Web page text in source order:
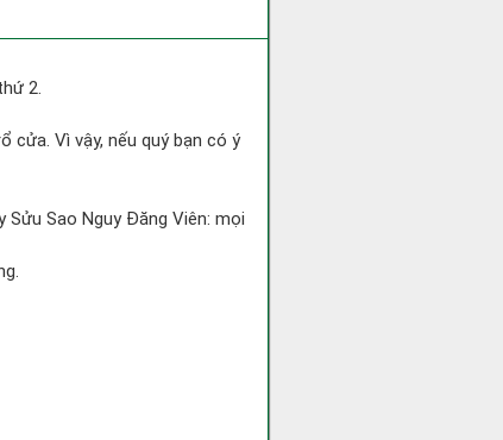
2.
cửa. Vì vậy, nếu quý bạn có ý
Sao Nguy Đăng Viên: mọi